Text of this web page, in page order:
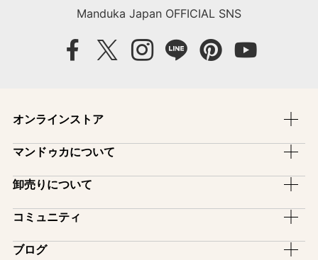
Manduka Japan OFFICIAL SNS
オンラインストア
ヨガマット
ヨガグッズ
ヨガマットケア用品
マンドゥカについて
ブランドストーリー
保証制度
卸売りについて
卸売のご案内
コミュニティ
アンバサダー
ブログ